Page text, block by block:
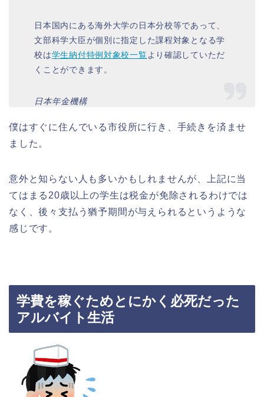
日本国内にある海外大学の日本分校等であって、
文部科学大臣が個別に指定した課程対象となる学
校は学生納付特例対象校一覧より確認していただ
くことができます。
日本年金機構
僕はすぐに住んでいる市役所に行き、手続きを済ませ
ました。
意外と知らない人も多いかもしれませんが、上記に当
てはまる20歳以上の学生は税金が免除されるわけでは
なく、後々支払う猶予期間が与えられるというような
感じです。
学費を稼ぐためとにかく必死だった
アルバイト生活